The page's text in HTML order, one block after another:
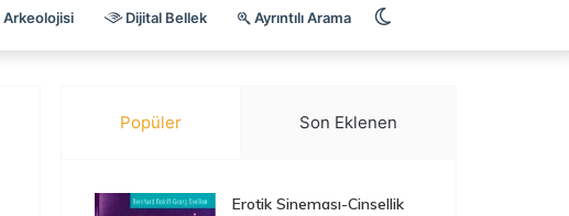
Dijital Bellek Ayrıntılı Arama
Popüler Son Eklenen
Erotik Sineması-Cinsellik